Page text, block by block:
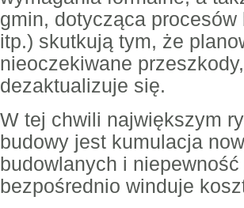
gmin, dotycząca
itp.) skutkują tym, że
nieoczekiwane
dezaktualizuje się.
W tej chwili największym
budowy jest kumulacja
budowlanych i
bezpośrednio winduje